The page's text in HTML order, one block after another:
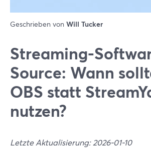
Geschrieben von Will Tucker
Streaming-
Source: Wann
OBS statt
nutzen?
Letzte Aktualisierung: 2026-01-10